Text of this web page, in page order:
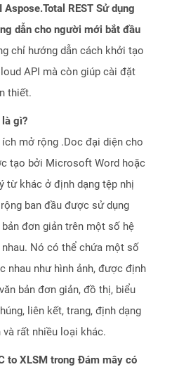
REST Sử dụng
dẫn cho người mới bắt đầu
chỉ hướng dẫn cách khởi tạo
API mà còn giúp cài đặt
thiết.
là gì?
mở rộng .Doc đại diện cho
tạo bởi Microsoft Word hoặc
từ khác ở định dạng tệp nhị
ban đầu được sử dụng
đơn giản trên một số hệ
Nó có thể chứa một số
nhau như hình ảnh, được định
bản đơn giản, đồ thị, biểu
liên kết, trang, định dạng
rất nhiều loại khác.
to XLSM trong Đám mây có